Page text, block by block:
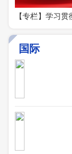
【专栏】学习
国际